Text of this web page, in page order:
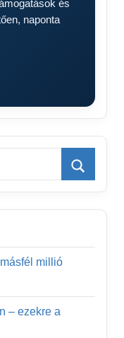
és
naponta
Search
millió
– ezekre a